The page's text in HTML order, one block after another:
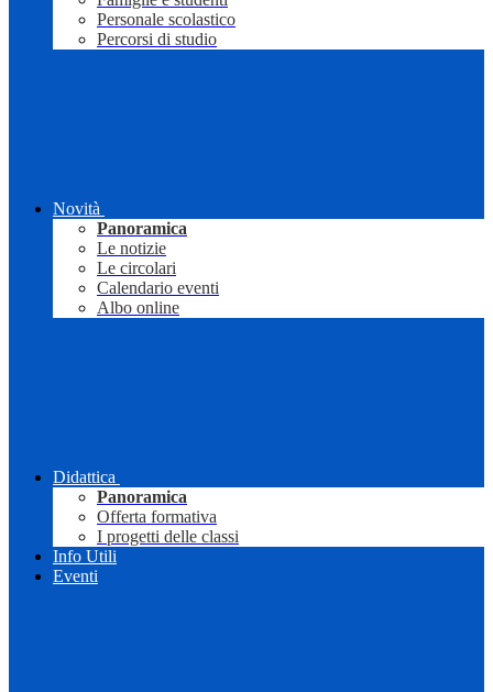
Personale scolastico
Percorsi di studio
Novità
Panoramica
Le notizie
Le circolari
Calendario eventi
Albo online
Didattica
Panoramica
Offerta formativa
I progetti delle classi
Info Utili
Eventi